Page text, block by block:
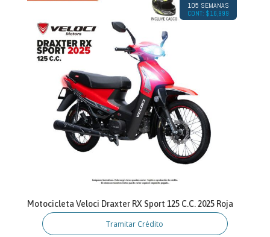
105 SEMANAS
CONT: $16,999
Motocicleta Veloci Draxter RX Sport 125 C.C. 2025 Roja
Tramitar Crédito